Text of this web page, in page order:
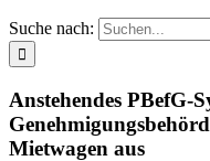
Suche nach:
Anstehendes PBefG-
Mietwagen aus